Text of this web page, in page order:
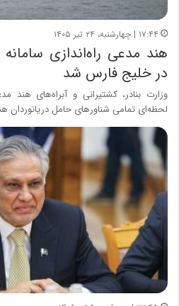
۱۷:۴۴ | چهارشنبه، ۲۴ تیر ۱۴۰۵
هند مدعی راه‌اندازی
در خلیج فارس شد
وزارت بنادر، کشتیرانی و آبراه‌های
لحظه‌ای تمامی شناورهای حامل دریانوردان